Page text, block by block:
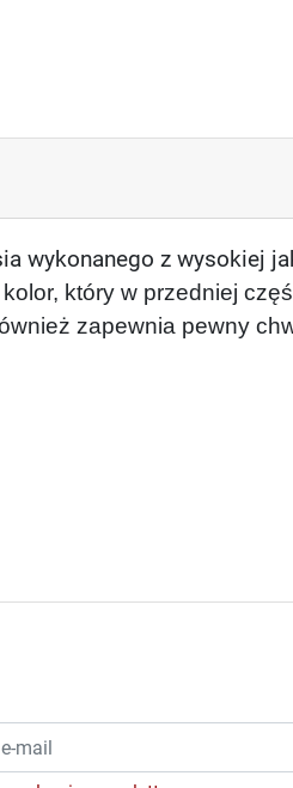
wykonanego z wysokiej
który w przedniej
zapewnia pewny